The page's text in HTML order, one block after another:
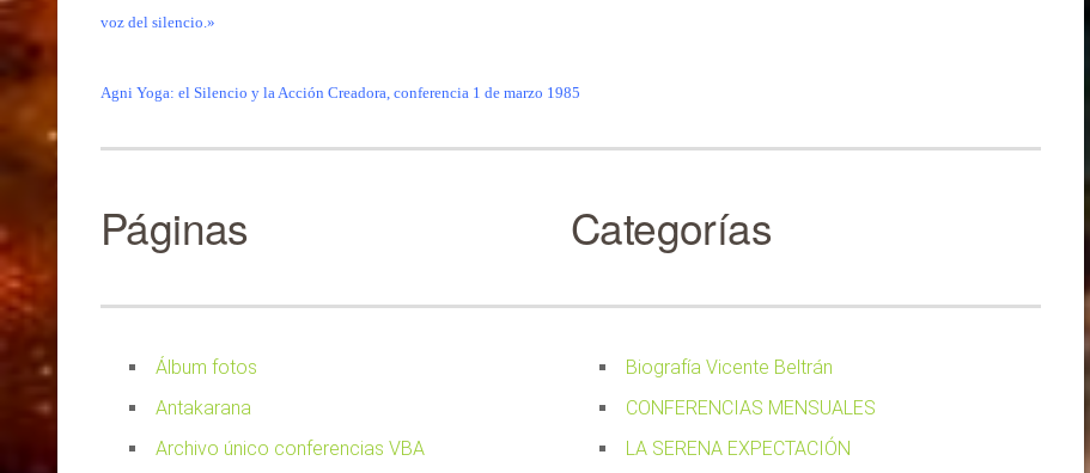
voz del silencio.»
Agni Yoga: el Silencio y la Acción Creadora, conferencia 1 de marzo 1985
Páginas
Álbum fotos
Antakarana
Archivo único conferencias VBA
Categorías
Biografía Vicente Beltrán
CONFERENCIAS MENSUALES
LA SERENA EXPECTACIÓN